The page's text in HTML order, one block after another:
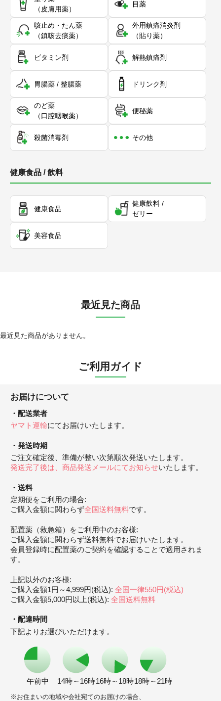
（皮膚用薬）
目薬
咳止め・たん薬
（鎮咳去痰薬）
外用鎮痛消炎剤
（貼り薬）
ビタミン剤 解熱鎮痛剤
胃腸薬 / 整腸薬 ドリンク剤
のど薬
（口腔咽喉薬）
便秘薬
殺菌消毒剤 その他
健康食品 / 飲料
健康食品
健康飲料 /
ゼリー
美容食品
最近見た商品
最近見た商品がありません。
ご利用ガイド
お届けについて
配送業者
ヤマト運輸にてお届けいたします。
発送時期
ご注文確定後、準備が整い次第順次発送いたします。
発送完了後は、商品発送メールにてお知らせいたします。
送料
定期便をご利用の場合:
ご購入金額に関わらず全国送料無料です。
配置薬（救急箱）をご利用中のお客様:
ご購入金額に関わらず送料無料でお届けいたします。
会員登録時に配置薬のご契約を確認することで適用されま
す。
上記以外のお客様:
ご購入金額1円～4,999円(税込): 全国一律550円(税込)
ご購入金額5,000円以上(税込): 全国送料無料
配達時間
下記よりお選びいただけます。
午前中 14時～16時16時～18時18時～21時
※お住まいの地域や会社宛てのお届けの場合、